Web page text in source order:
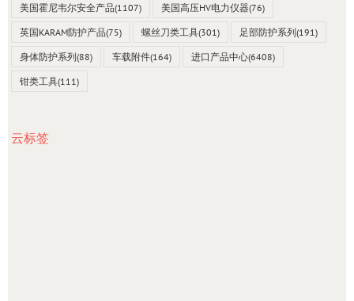
美国霍尼韦尔安全产品(1107) 美国高压HV电力仪器(76)
英国KARAM防护产品(75) 螺丝刀类工具(301) 足部防护系列(191)
身体防护系列(88) 车载附件(164) 进口产品中心(6408)
钳类工具(111)
云标签